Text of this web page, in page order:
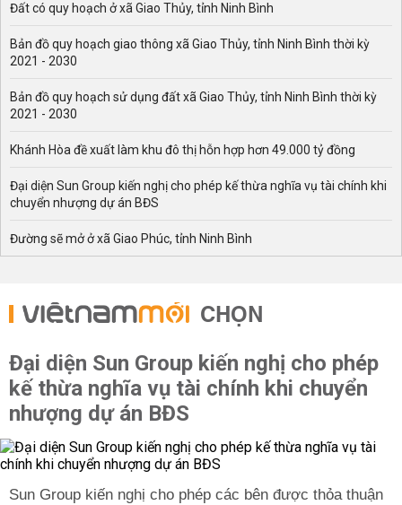
Đất có quy hoạch ở xã Giao Thủy, tỉnh Ninh Bình
Bản đồ quy hoạch giao thông xã Giao Thủy, tỉnh Ninh Bình thời kỳ
2021 - 2030
Bản đồ quy hoạch sử dụng đất xã Giao Thủy, tỉnh Ninh Bình thời kỳ
2021 - 2030
Khánh Hòa đề xuất làm khu đô thị hỗn hợp hơn 49.000 tỷ đồng
Đại diện Sun Group kiến nghị cho phép kế thừa nghĩa vụ tài chính khi
chuyển nhượng dự án BĐS
Đường sẽ mở ở xã Giao Phúc, tỉnh Ninh Bình
CHỌN
Đại diện Sun Group kiến nghị cho phép
kế thừa nghĩa vụ tài chính khi chuyển
nhượng dự án BĐS
Sun Group kiến nghị cho phép các bên được thỏa thuận